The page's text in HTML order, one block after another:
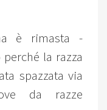
è rimasta -
la razza
spazzata via
da razze